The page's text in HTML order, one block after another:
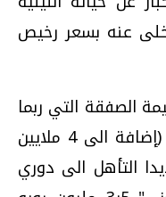
عنه بسعر رخيص
الصفقة التي ربما
تكون قد بلغت 21 مليون يورو (إضافة الى 4 ملايين
التأهل الى دوري